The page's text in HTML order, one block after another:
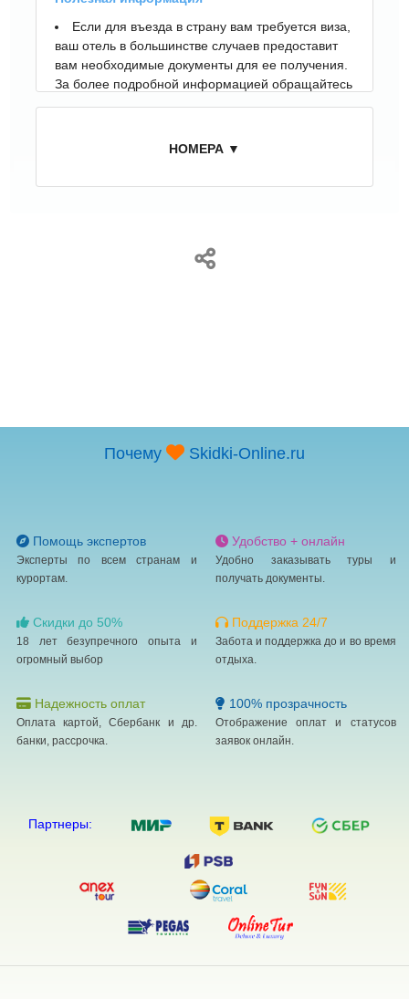
Если для въезда в страну вам требуется виза,
ваш отель в большинстве случаев предоставит
вам необходимые документы для ее получения.
За более подробной информацией обращайтесь
может взиматься дополнительная плата, даже в
-летнего возраста не взимается при условии их
размещения в одной комнате с родителями или
Следующие платежи и залоги взимаются отелем
во время оказания соответствующей услуги, при
взрослого: 4000 AMD за транспортное средство
(в одну сторону)
Возможно, приведенный выше список неполон.
Суммы платежей и залогов могут быть указаны
НОМЕРА ▼
Почему Skidki-Online.ru
Помощь экспертов
Эксперты по всем странам и
курортам.
Удобство + онлайн
Удобно заказывать туры и
получать документы.
Скидки до 50%
18 лет безупречного опыта и
огромный выбор
Поддержка 24/7
Забота и поддержка до и во время
отдыха.
Надежность оплат
Оплата картой, Сбербанк и др.
банки, рассрочка.
100% прозрачность
Отображение оплат и статусов
заявок онлайн.
Партнеры: